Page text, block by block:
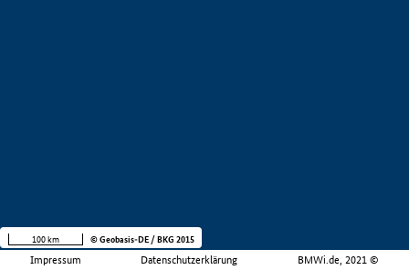
Impressum Datenschutzerklärung BMWi.de, 2021 ©
100 km © Geobasis-DE / BKG 2015